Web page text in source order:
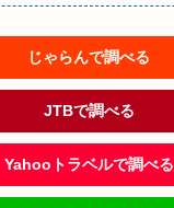
じゃらんで調べる
JTBで調べる
Yahooトラベルで調べる